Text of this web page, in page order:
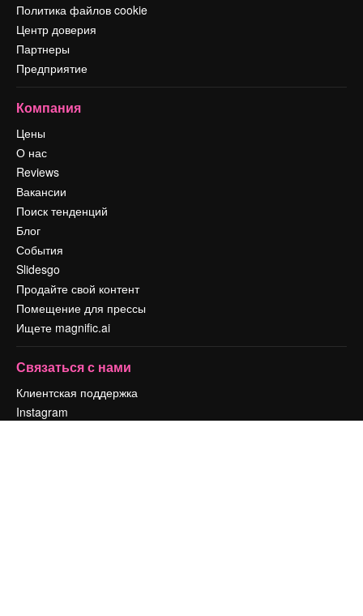
Политика файлов cookie
Центр доверия
Партнеры
Предприятие
Компания
Цены
О нас
Reviews
Вакансии
Поиск тенденций
Блог
События
Slidesgo
Продайте свой контент
Помещение для прессы
Ищете magnific.ai
Связаться с нами
Клиентская поддержка
Instagram